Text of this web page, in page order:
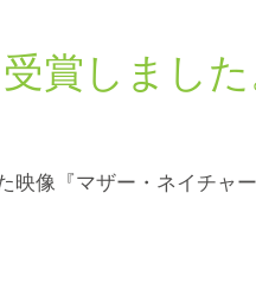
賞しました
映像『マザー・ネイチャ